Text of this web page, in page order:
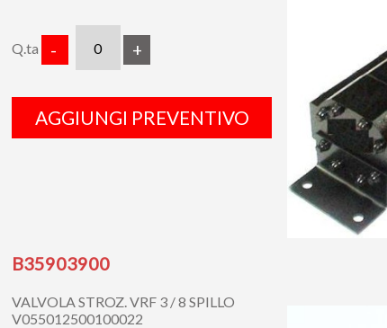
Q.ta - +
AGGIUNGI PREVENTIVO
B35903900
VALVOLA STROZ. VRF 3 / 8 SPILLO
V055012500100022